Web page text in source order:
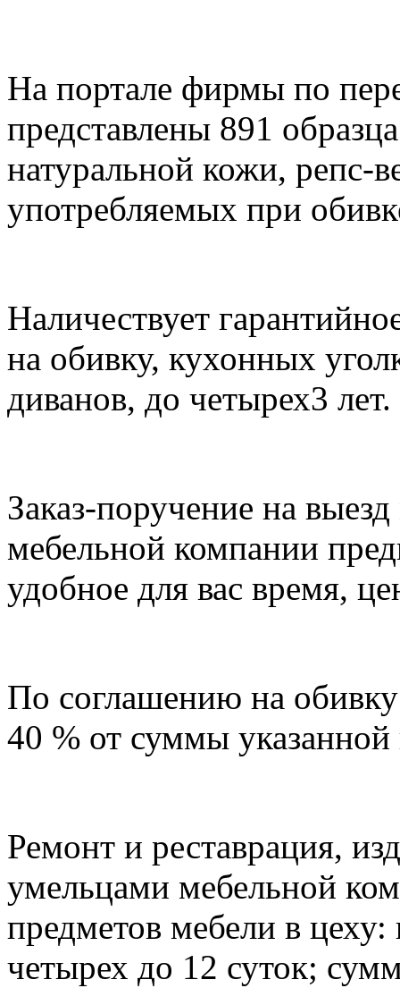
На портале фирмы по
представлены 891
натуральной кожи,
употребляемых при
Наличествует
на обивку, кухонных
диванов, до четырех3 лет.
Заказ-поручение на
мебельной компании
удобное для вас время,
По соглашению на
40 % от суммы указанной
Ремонт и реставрация,
умельцами мебельной
предметов мебели в
четырех до 12 суток;